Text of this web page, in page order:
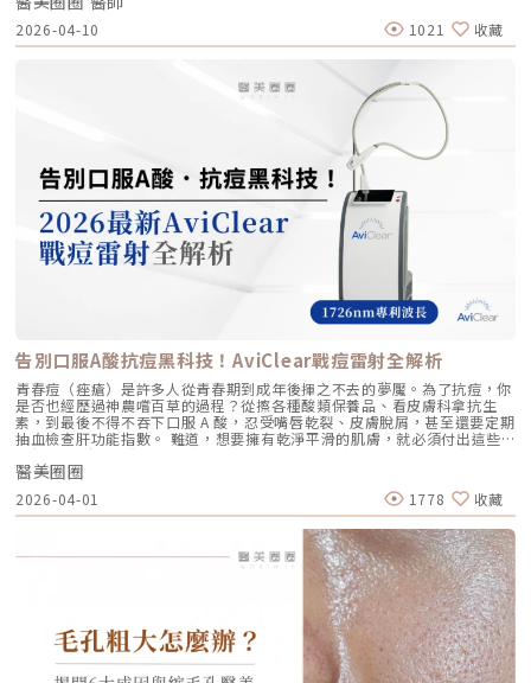
以維持九個月左右的時間。2.術後照護：輕盈無負擔的修復由於 Profhilo
是極高純度的玻尿酸且不含化學交聯劑，術後反應極輕。只需在 24 小時內
避免劇烈運動與高溫環境（如溫泉、蒸氣室、高溫瑜伽），其餘日常生活、
上妝均不受影響，非常適合行程滿檔的都會女性。結語：美，是找回妳原本
的自然光采抗老不應該是「加法」，而是「還原」。Profhilo 逆時針的哲
學與辰美學的理念不謀而合：我們不希望客戶變得不像自己，我們希望妳在
未來的日子裡，依然保有那份緊緻、透亮的彈力美感。妳不需要厚重的粉底
來遮蓋疲態，因為最美的底妝，就是妳健康的真皮層。如果妳也想體驗這種
「由內而外」的重塑感，歡迎來到辰美學，讓我們為妳量身定制專屬的逆齡
處方箋。「詳細內容請詳見辰美學官網」
和「支撐」， 用於填補凹陷、雕塑輪廓 成分組成 專利技術結合高低分子玻
尿酸， 64mg/2ml 高濃度，無交聯劑 玻尿酸會添加交聯劑，以增加黏度和
支撐力， 能維持體積不被快速分解 作用機制 注射後會均勻擴散至皮膚深
個人體質而異） 值得一提的是，它不像音波拉提需要靠機器操作、產生熱
能導致術後紅腫，也不會像玻尿酸填充容易造成過度膨脹的人工感，而是像
「智慧型保養」，漸進式修復你的肌膚底層架構。哪些人適合做璞菲洛？
Profhilo不僅適合輕熟女族群，也非常適合希望改善整體膚況、延緩老化的
人。尤其推薦給以下族群： 面臨初老症狀者： 臉部、頸部或手部出現細
紋、輕微鬆弛，以及肌膚彈性下降、缺乏緊實感的人。 膚質困擾者： 肌膚
乾燥、毛孔粗大、膚色不均或膚質粗糙，希望透過深層保濕來全面提升膚況
的人。 追求自然效果者： 不希望外觀有大幅度改變，只想透過自然、漸進
的方式讓自己看起來更年輕、更有氣色。 對其他療程敏感者： 曾對雷射、
能量儀器等療程反應較大，或希望尋找一種低風險、低修復期的保養方式。
忙碌但仍想維持好氣色的族群非常友善。璞菲洛療程建議與效果說明璞菲洛
建議以三次療程為一完整週期，前兩次治療間隔約30天，第三次則可延長至
4至6個月後進行。必要時，醫師會根據患者肌膚老化程度，評估是否安排加
強治療，以達到最佳效果。大部分患者在首次治療後約2至4週，能感受到肌
膚保濕度提升與質感柔嫩。完整療程結束後，肌膚彈性、細緻度與毛孔緊實
度明顯改善，效果可維持數月，期間因人而異，與個人膚質及保養習慣相
關。針對肌膚老化較嚴重的患者，醫師會提供客製化療程方案，確保治療成
效符合期待。為何完成完整療程後仍需定期補打？雖然Profhilo在第一年完
成三次療程後，可促進皮膚彈力蛋白的新生，但其成分會在體內逐漸代謝，
約在施打後28天開始減少。儘管如此，Profhilo所啟動的生物刺激作用能持
續約3個月左右。隨著時間流逝，皮膚的保濕度與細胞活化功能會逐漸降
低，肌膚質感可能回復至治療前的狀態。加上年齡增長與環境壓力，皮膚細
胞活力下降，因此建議每3至4個月進行一次補打，持續激活肌膚，維持年輕
健康。一項針對40至65歲受試者的研究顯示，接受兩次Profhilo注射（間
隔30天）後，在1個月與4個月的評估中，皮膚彈性與保濕度均有顯著提
升，且效果可維持至少4個月。受試者自我評估亦反映皺紋減少、肌膚更緊
緻，印證持續治療的重要性。（參考來源：Sparavigna et al., 2022）璞
菲洛療程前後注意事項術前： 停止服用抗凝血藥物（如阿斯匹靈、維他命
E） 治療當天避免化妝、飲酒 保持作息規律，避免熬夜與重度壓力術後：
24小時內避免按摩施打部位 三天內避免劇烈運動與三溫暖 一週內避免臉部
Prime（美音二代） 的問世，醫美界正式進入了「精準醫療」的新紀元。這
篇文章，我將以專業醫師的角度，深度拆解為什麼美音二代會成為我臨床治
療的核心，以及它如何重新定義抗老的黃金標準。一、 為什麼「看得到」
跟病患分享一個觀念：音波拉提不是「能量越強越好」，而是「能量要打在
對的地方」。每個人的皮膚厚度、皮下脂肪分布、筋膜層（SMAS）的深
度，甚至是神經血管的走勢都完全不同。即便是在同一個人的臉上，左側與
右側的組織密度也存在差異。傳統的音波療程多半屬於「盲打」，醫師只能
憑藉經驗去推測深度，這就像是在迷霧中航行，風險與不穩定性自然較高。
1.1 精準醫療的「透視眼」最新的Ultherapy Prime 美國音波二代搭載了升
級版 DeepSEE® 即時影像技術。在施打的每一條能量時，我都能透過 2X 高
清螢幕清晰地看見病患當下的組織層級。這意味著： 避開神經與骨頭：大
幅降低因能量落點錯誤導致的劇痛或副作用。 精準鎖定 SMAS 筋膜層：確
保每一發熱凝結點都精確落在支撐輪廓的關鍵地基上。 即時監控探頭貼合
度：防止因貼合不全導致的表皮燙傷。二、 三種鬆弛型態：妳需要的是
「拉提」還是「緊緻」？很多客人到診間會直接說：「我要打音波。」但我
通常會先進行細緻的觸診與影像觀察，因為「鬆弛」其實分為不同層次。如
果診斷錯誤，治療效果就會大打折扣。我將臉部老化歸納為三種主要型態，
並給予不同的客製化建議：2.1 筋膜鬆弛型（結構下垂）這是最適合美國音
墜。這類問題的根源在於 SMAS 筋膜層失去張力，需要透過美音二代深達
4.5mm 的聚焦能量，從地基進行「拉提」。2.2 表皮鬆弛型（膚質鬆軟）
如果妳覺得臉部皮膚軟爛、毛孔粗大、布滿細紋，這通常是真皮層膠原蛋白
流失。此時我會建議以「無雙電波」或「鳳凰電波」為主，強化表層的「緊
緻」，若能搭配美音二代 1.5mm 或 3.0mm 的探頭進行分層治療，效果會
更全面。2.3 脂肪下移型（贅肉堆積）有些人老化表現是法令紋上方擠出一
塊肉，或是出現明顯的雙下巴。這類族群除了筋膜拉提，還需要美音二代對
脂肪組織產生的微熱效應來進行收斂，收緊鬆贅組織，恢復線條的俐落感。
三、 關於痛感與效果：二代真的不一樣嗎？「醫師，聽說美國音波非常
痛，是真的嗎？」這是許多客人心中的陰影。的確，第一代美國音波因其能
量輸出極為強悍扎實，對某些痛感較敏感的客人來說確實是一大挑戰。但
Ultherapy Prime（美音二代）在 2026 年能被醫美圈推崇，關鍵就在於它
大幅優化了「舒適度」。3.1 減痛技術的優化美音二代優化了能量輸出的波
型與頻率，使熱能釋放更加穩定均勻。在臨床操作中，我發現客人的耐受度
顯著提升，不再需要像早期那樣「痛到想哭」。 見效時間：治療當下因組
織受熱收縮，會有 10-20% 的即時拉提感。真正的巔峰效果會在術後 2–3
個月，隨著膠原蛋白的大量新生，輪廓會日益清晰。 維持時間：在規律的
生活作息下，一次優良的治療效果可維持 12–18 個月。四、 蔡醫師的減齡
處方箋：美音二代的精準佈點很多診所標榜「破千條」的音波，但我始終堅
持：條數不是越多越好，精準度才是關鍵。過多的能量可能造成脂肪萎縮
2026-04-10 1021 收藏
告別口服A酸抗痘黑科技！AviClear戰痘雷射全解析
青春痘（痤瘡）是許多人從青春期到成年後揮之不去的夢魘。為了抗痘，你
是否也經歷過神農嚐百草的過程？從擦各種酸類保養品、看皮膚科拿抗生
素，到最後不得不吞下口服 A 酸，忍受嘴唇乾裂、皮膚脫屑，甚至還要定期
抽血檢查肝功能指數。 難道，想要擁有乾淨平滑的肌膚，就必須付出這些
代價嗎？ 隨著醫學美容科技的進步，抗痘治療終於迎來了劃時代的突破。
全球首款獲得美國 FDA 認證，專門針對「皮脂腺」進行治療的 AviClear 戰
痘雷射 正式問世。它主打不需依賴藥物、無嚴重副作用，透過專利
1726nm 波長雷射，從根源「關閉」過度活躍的皮脂腺。 這篇文章將帶你
全面深入了解 AviClear 戰痘雷射的作用原理、與傳統治療的差異、療程細
節以及真實的術後效果，幫助你評估這項抗痘黑科技是否適合自己。為什麼
痘痘總是反覆發作？看懂萬惡之源「皮脂腺」在認識 AviClear 戰痘雷射之
前，我們必須先了解痘痘（痤瘡）究竟是怎麼形成。青春痘的生成機制主要
包含四大關鍵： 皮脂分泌過盛：受到賀爾蒙、壓力、飲食或基因影響，皮
脂腺製造出過多的油脂。 毛囊角化異常：老廢角質無法正常代謝，與油脂
混合後堵塞毛孔，形成粉刺。 痤瘡桿菌增生：堵塞的無氧毛孔成為痤瘡桿
菌（C. acnes）的溫床，細菌大量繁殖。 發炎反應：細菌代謝物引發免疫
反應，導致紅腫、化膿，形成嚴重的囊腫型或膿皰型痘痘。在這四個環節
中，「皮脂分泌過盛」是啟動後續一連串災難的開關。傳統的治療方式，如
醫美圈圈
2026-04-01 1778 收藏